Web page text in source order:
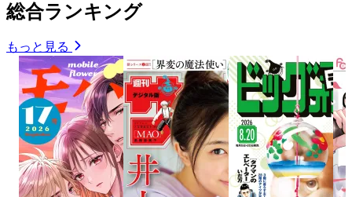
総合ランキング
もっと見る